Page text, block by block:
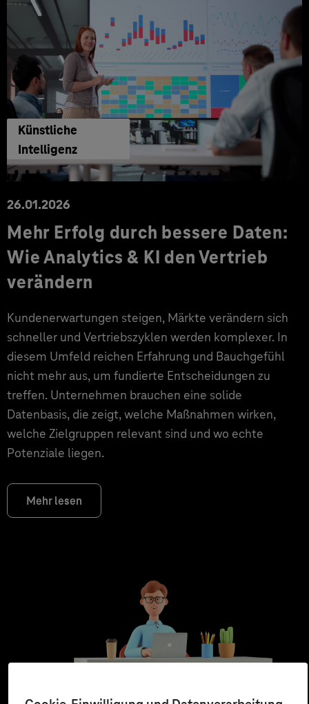
Künstliche
Intelligenz
26.01.2026
Mehr Erfolg durch bessere Daten:
Wie Analytics & KI den Vertrieb
verändern
Kundenerwartungen steigen, Märkte verändern sich
schneller und Vertriebszyklen werden komplexer. In
diesem Umfeld reichen Erfahrung und Bauchgefühl
nicht mehr aus, um fundierte Entscheidungen zu
treffen. Unternehmen brauchen eine solide
Datenbasis, die zeigt, welche Maßnahmen wirken,
welche Zielgruppen relevant sind und wo echte
Potenziale liegen.
Mehr lesen